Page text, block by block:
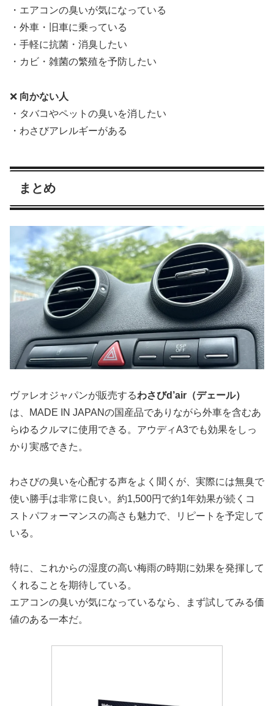
・エアコンの臭いが気になっている
・外車・旧車に乗っている
・手軽に抗菌・消臭したい
・カビ・雑菌の繁殖を予防したい
❌ 向かない人
・タバコやペットの臭いを消したい
・わさびアレルギーがある
まとめ
ヴァレオジャパンが販売するわさびd’air（デェール）
は、MADE IN JAPANの国産品でありながら外車を含むあ
らゆるクルマに使用できる。アウディA3でも効果をしっ
かり実感できた。
わさびの臭いを心配する声をよく聞くが、実際には無臭で
使い勝手は非常に良い。約1,500円で約1年効果が続くコ
ストパフォーマンスの高さも魅力で、リピートを予定して
いる。
特に、これからの湿度の高い梅雨の時期に効果を発揮して
くれることを期待している。
エアコンの臭いが気になっているなら、まず試してみる価
値のある一本だ。